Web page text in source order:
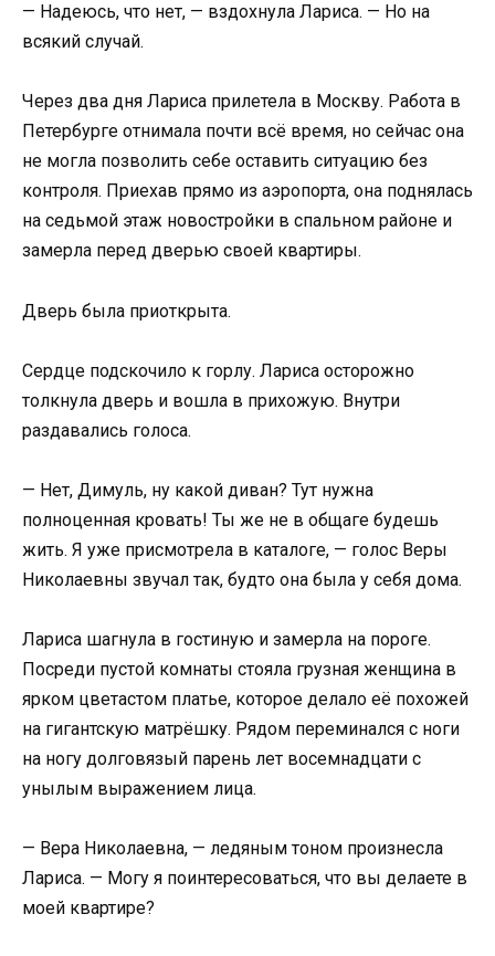
— Надеюсь, что нет, — вздохнула Лариса. — Но на
всякий случай.
Через два дня Лариса прилетела в Москву. Работа в
Петербурге отнимала почти всё время, но сейчас она
не могла позволить себе оставить ситуацию без
контроля. Приехав прямо из аэропорта, она поднялась
на седьмой этаж новостройки в спальном районе и
замерла перед дверью своей квартиры.
Дверь была приоткрыта.
Сердце подскочило к горлу. Лариса осторожно
толкнула дверь и вошла в прихожую. Внутри
раздавались голоса.
— Нет, Димуль, ну какой диван? Тут нужна
полноценная кровать! Ты же не в общаге будешь
жить. Я уже присмотрела в каталоге, — голос Веры
Николаевны звучал так, будто она была у себя дома.
Лариса шагнула в гостиную и замерла на пороге.
Посреди пустой комнаты стояла грузная женщина в
ярком цветастом платье, которое делало её похожей
на гигантскую матрёшку. Рядом переминался с ноги
на ногу долговязый парень лет восемнадцати с
унылым выражением лица.
— Вера Николаевна, — ледяным тоном произнесла
Лариса. — Могу я поинтересоваться, что вы делаете в
моей квартире?